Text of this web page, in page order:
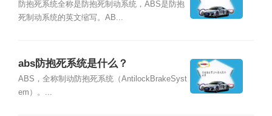
防抱死系统全称是防抱死制动系统，ABS是防抱
死制动系统的英文缩写。AB...
abs防抱死系统是什么？
ABS，全称制动防抱死系统（AntilockBrakeSyst
em）。...